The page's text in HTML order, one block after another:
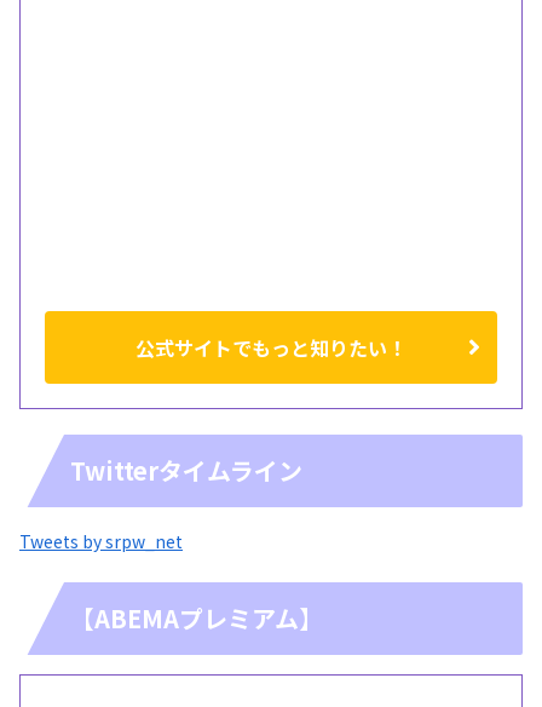
公式サイトでもっと知りたい！
Twitterタイムライン
Tweets by srpw_net
【ABEMAプレミアム】